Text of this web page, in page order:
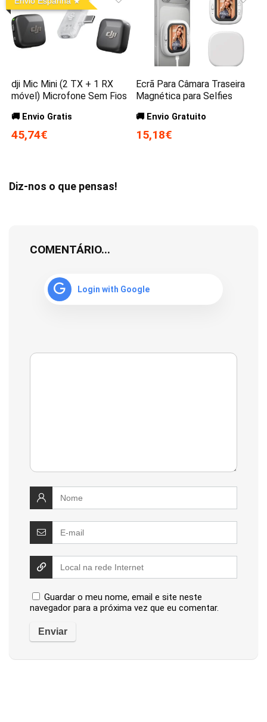
dji Mic Mini (2 TX + 1 RX
móvel) Microfone Sem Fios
🚚 Envio Gratis
45,74€
Ecrã Para Câmara Traseira
Magnética para Selfies
🚚 Envio Gratuito
15,18€
Diz-nos o que pensas!
COMENTÁRIO...
Login with Google
Guardar o meu nome, email e site neste
navegador para a próxima vez que eu comentar.